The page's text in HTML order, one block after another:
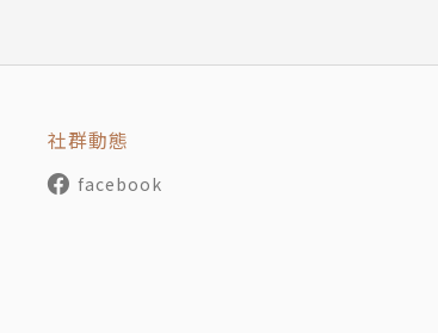
社群動態
facebook